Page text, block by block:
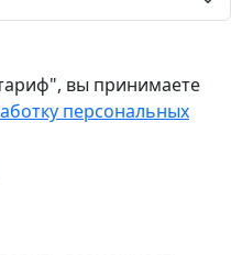
вы принимаете
персональных